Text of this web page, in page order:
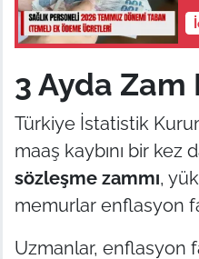
3 Ayda Zam
Türkiye İstatistik
maaş kaybını bir kez
sözleşme zammı,
memurlar enflasyon
Uzmanlar, enflasyon